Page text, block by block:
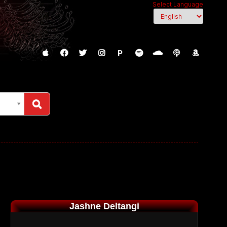
Select Language
P
Jashne Deltangi